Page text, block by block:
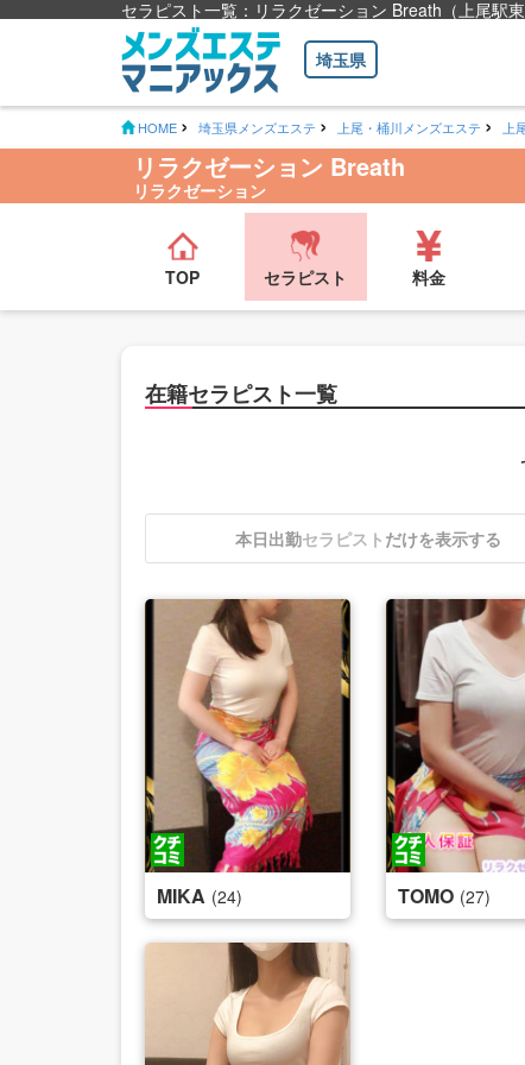
セラピスト一覧：リラクゼーション Breath（上尾駅東
埼玉県
HOME 埼玉県メンズエステ 上尾・桶川メンズエステ 上
リラクゼーション Breath
リラクゼーション
TOP セラピスト 料金
在籍セラピスト一覧
本日出勤セラピスト だけを表示する
MIKA (24) TOMO (27)